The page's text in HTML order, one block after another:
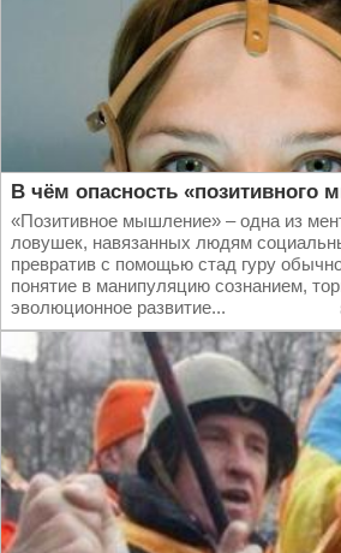
В чём опасность «позитивного
«Позитивное мышление» – одна из
ловушек, навязанных людям
превратив с помощью стад гуру
понятие в манипуляцию сознанием,
эволюционное развитие...